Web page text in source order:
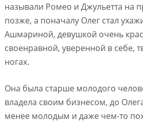
называли Ромео и Джульетта на
позже, а поначалу Олег стал
Ашмариной, девушкой очень
своенравной, уверенной в себе,
ногах.
Она была старше молодого
владела своим бизнесом, до
менее молодым и даже чем-то